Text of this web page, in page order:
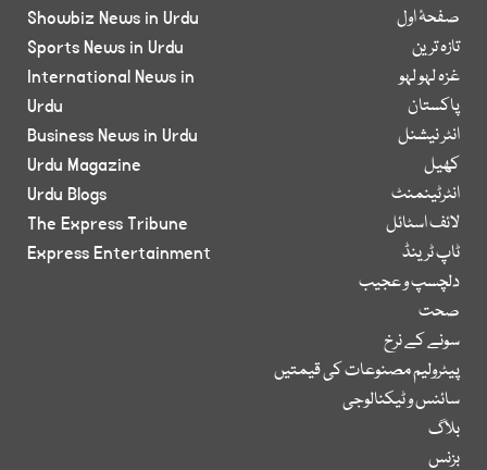
صفحۂ اول
تازہ ترین
غزہ لہو لہو
پاکستان
انٹر نیشنل
کھیل
انٹرٹینمنٹ
لائف اسٹائل
ٹاپ ٹرینڈ
دلچسپ و عجیب
صحت
سونے کے نرخ
پیٹرولیم مصنوعات کی قیمتیں
سائنس و ٹیکنالوجی
بلاگ
بزنس
Showbiz News in Urdu
Sports News in Urdu
International News in
Urdu
Business News in Urdu
Urdu Magazine
Urdu Blogs
The Express Tribune
Express Entertainment